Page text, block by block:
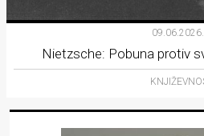
09.06.2026.
Nietzsche: Pobuna protiv